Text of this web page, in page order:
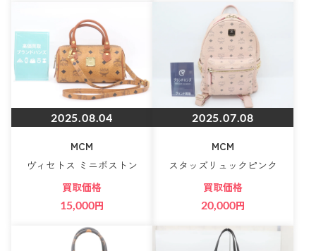
2025.08.04
MCM
ヴィセトス ミニボストン
買取価格
15,000円
2025.07.08
MCM
スタッズリュックピンク
買取価格
20,000円